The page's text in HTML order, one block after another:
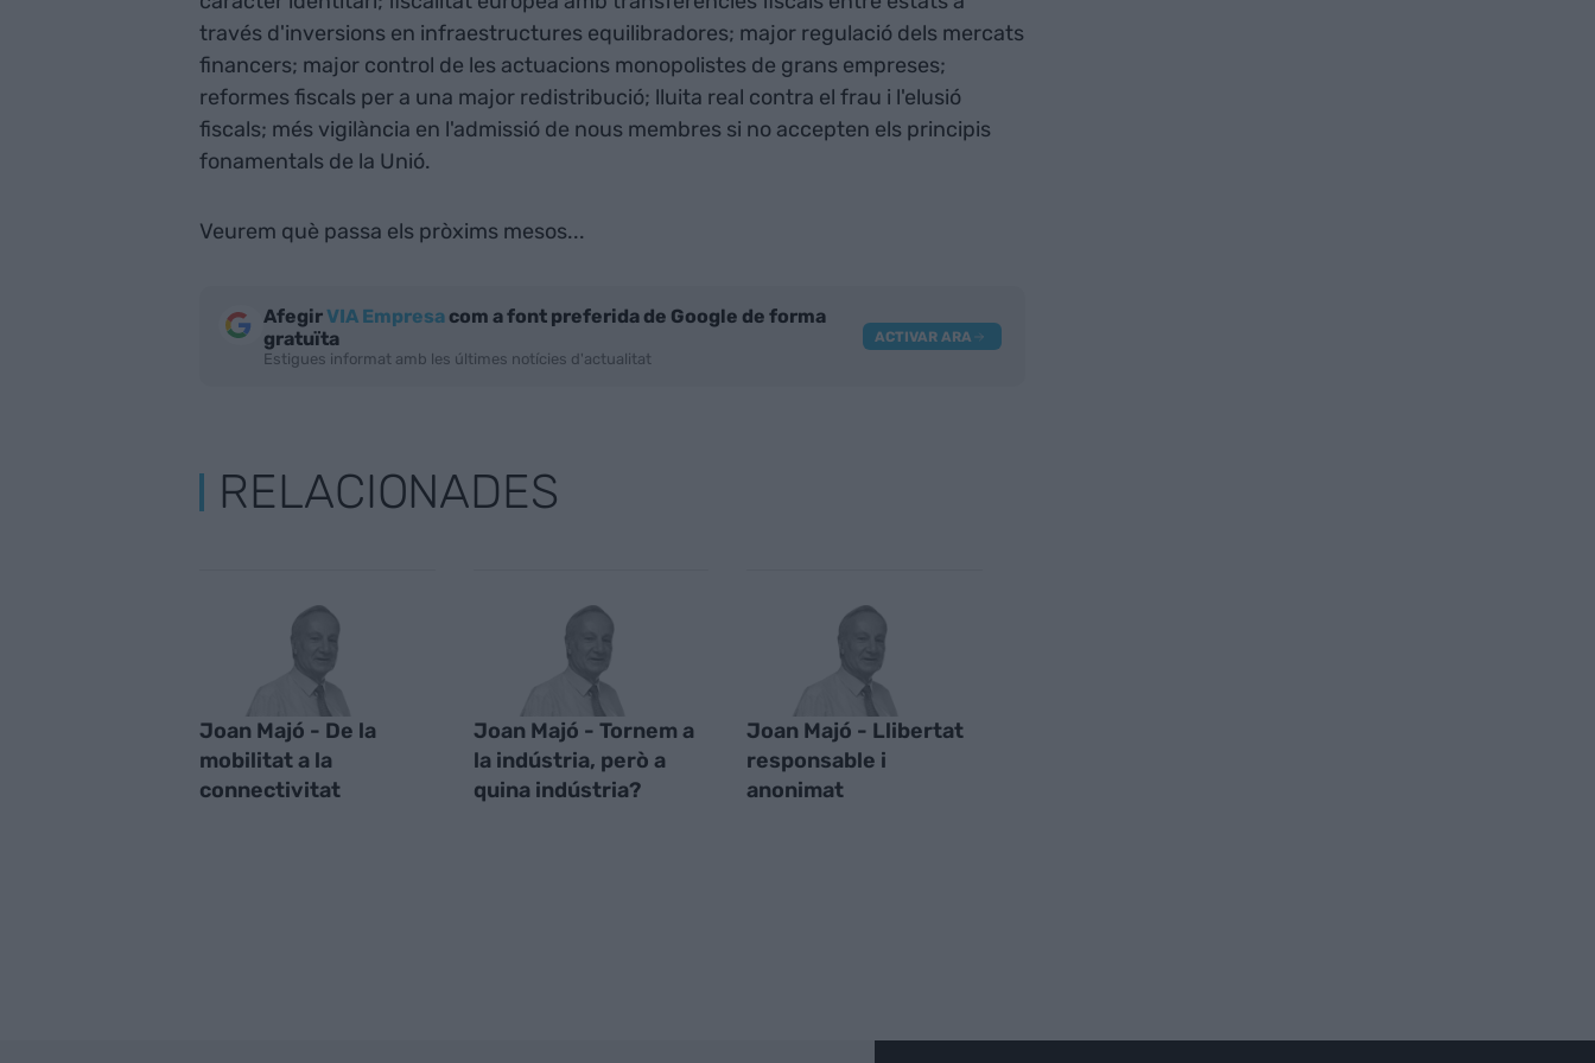
través d'inversions en infraestructures equilibradores; major regulació dels mercats
financers; major control de les actuacions monopolistes de grans empreses;
reformes fiscals per a una major redistribució; lluita real contra el frau i l'elusió
fiscals; més vigilància en l'admissió de nous membres si no accepten els principis
fonamentals de la Unió.
Veurem què passa els pròxims mesos...
AfegirVIA Empresacom a font preferida de Google de forma
gratuïta
Estigues informat amb les últimes notícies d'actualitat
ACTIVAR ARA
RELACIONADES
Joan Majó - De la
mobilitat a la
connectivitat
Joan Majó - Tornem a
la indústria, però a
quina indústria?
Joan Majó - Llibertat
responsable i
anonimat